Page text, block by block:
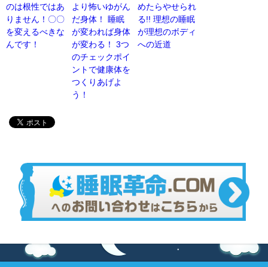
のは根性ではあ
りません！〇〇
を変えるべきな
んです！
より怖いゆがん
だ身体！ 睡眠
が変われば身体
が変わる！ 3つ
のチェックポイ
ントで健康体を
つくりあげよ
う！
めたらやせられ
る!! 理想の睡眠
が理想のボディ
への近道